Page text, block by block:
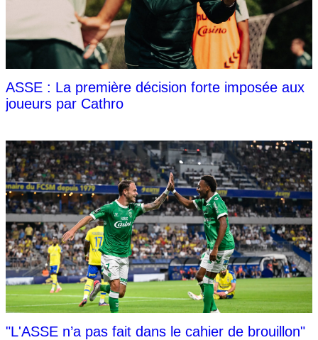
ASSE : La première décision forte imposée aux
joueurs par Cathro
"L'ASSE n’a pas fait dans le cahier de brouillon"